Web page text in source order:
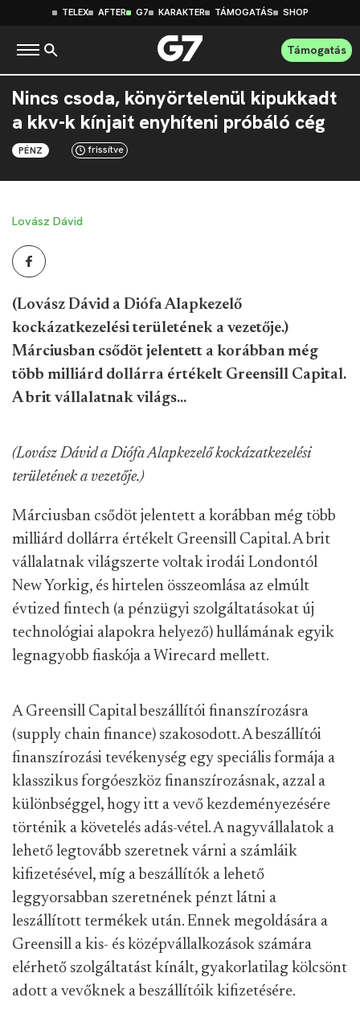
TELEX AFTER G7 KARAKTER TÁMOGATÁS SHOP
Támogatás
Nincs csoda, könyörtelenül kipukkadt
a kkv-k kínjait enyhíteni próbáló cég
PÉNZ frissítve
Lovász Dávid
(Lovász Dávid a Diófa Alapkezelő
kockázatkezelési területének a vezetője.)
Márciusban csődöt jelentett a korábban még
több milliárd dollárra értékelt Greensill Capital.
A brit vállalatnak világs...
(Lovász Dávid a Diófa Alapkezelő kockázatkezelési
területének a vezetője.)
Márciusban csődöt jelentett a korábban még több
milliárd dollárra értékelt Greensill Capital. A brit
vállalatnak világszerte voltak irodái Londontól
New Yorkig, és hirtelen összeomlása az elmúlt
évtized fintech (a pénzügyi szolgáltatásokat új
technológiai alapokra helyező) hullámának egyik
legnagyobb fiaskója a Wirecard mellett.
A Greensill Capital beszállítói finanszírozásra
(supply chain finance) szakosodott. A beszállítói
finanszírozási tevékenység egy speciális formája a
klasszikus forgóeszköz finanszírozásnak, azzal a
különbséggel, hogy itt a vevő kezdeményezésére
történik a követelés adás-vétel. A nagyvállalatok a
lehető legtovább szeretnek várni a számláik
kifizetésével, míg a beszállítók a lehető
leggyorsabban szeretnének pénzt látni a
leszállított termékek után. Ennek megoldására a
Greensill a kis- és középvállalkozások számára
elérhető szolgáltatást kínált, gyakorlatilag kölcsönt
adott a vevőknek a beszállítóik kifizetésére.